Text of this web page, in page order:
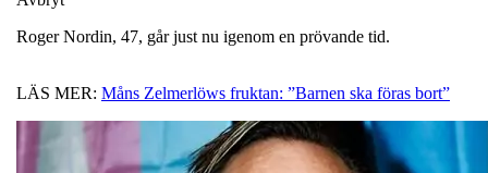
Roger Nordin, 47, går just nu igenom en prövande tid.
LÄS MER: Måns Zelmerlöws fruktan: ”Barnen ska föras bort”